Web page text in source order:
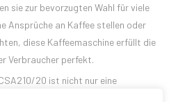
sie zur bevorzugten Wahl für viele
Ansprüche an Kaffee stellen oder
diese Kaffeemaschine erfüllt die
Verbraucher perfekt.
20 ist nicht nur eine